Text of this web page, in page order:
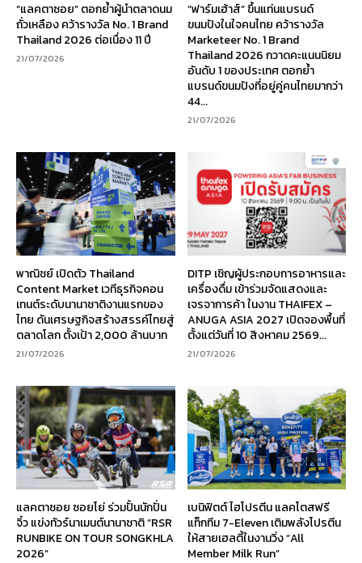
“แลคตาซอย” ตอกย้ำผู้นำตลาดนม
ถั่วเหลือง คว้ารางวัล No. 1 Brand
Thailand 2026 ต่อเนื่อง 11 ปี
21/07/2026
“ฟาร์มเฮ้าส์” ขึ้นแท่นแบรนด์
ขนมปังในใจคนไทย คว้ารางวัล
Marketeer No. 1 Brand
Thailand 2026 กวาดคะแนนนิยม
อันดับ 1 ของประเทศ ตอกย้ำ
แบรนด์ขนมปังที่อยู่คู่คนไทยมากว่า
44...
21/07/2026
พาณิชย์ เปิดตัว Thailand
Content Market เวทีธุรกิจคอน
เทนต์ระดับนานาชาติงานแรกของ
ไทย ดันเศรษฐกิจสร้างสรรค์ไทยสู่
ตลาดโลก ตั้งเป้า 2,000 ล้านบาท
21/07/2026
DITP เชิญผู้ประกอบการอาหารและ
เครื่องดื่ม เข้าร่วมจัดแสดงและ
เจรจาการค้า ในงาน THAIFEX –
ANUGA ASIA 2027 เปิดจองพื้นที่
ตั้งแต่วันที่ 10 สิงหาคม 2569...
21/07/2026
แลคตาซอย ซอยโย่ ร่วมปั้นนักปั่น
จิ๋ว แข่งทัวร์นาเมนต์นานาชาติ “RSR
RUNBIKE ON TOUR SONGKHLA
2026”
เบนิฟิตต์ ไฮโปรตีน แลคโตสฟรี
แท็กทีม 7-Eleven เติมพลังโปรตีน
ให้สายเฮลตี้ในงานวิ่ง “All
Member Milk Run”